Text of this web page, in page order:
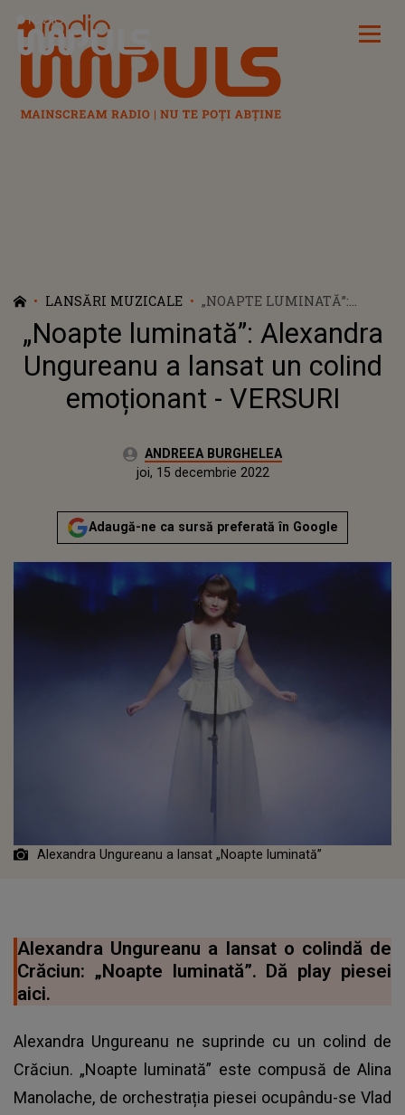
Radio Impuls
LANSĂRI MUZICALE
„NOAPTE LUMINATĂ”:
ALEXANDRA UNGUREANU
A LANSAT UN COLIND
EMOȚIONANT - VERSURI
„Noapte luminată”: Alexandra
Ungureanu a lansat un colind
emoționant - VERSURI
Autor:ANDREEA BURGHELEA
miercuri, 15 decembrie 2021
Actualizat:
joi, 15 decembrie 2022
Adaugă-ne ca sursă preferată în Google
Alexandra Ungureanu a lansat „Noapte luminată”
Alexandra Ungureanu a lansat o colindă de
Crăciun: „Noapte luminată”. Dă play piesei
aici.
Alexandra Ungureanu ne suprinde cu un colind de
Crăciun. „Noapte luminată” este compusă de Alina
Manolache, de orchestrația piesei ocupându-se Vlad